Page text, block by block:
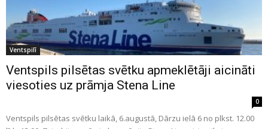
Ventspilī
Ventspils pilsētas svētku apmeklētāji aicināti
viesoties uz prāmja Stena Line
0
Ventspils pilsētas svētku laikā, 6.augustā, Dārzu ielā 6 no plkst. 12.00